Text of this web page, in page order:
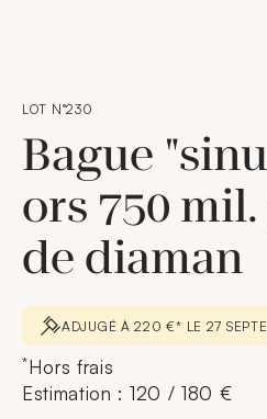
LOT N°230
Bague
ors 750
de diaman
ADJUGÉ À 220 €* LE 27
*Hors frais
Estimation : 120 / 180 €